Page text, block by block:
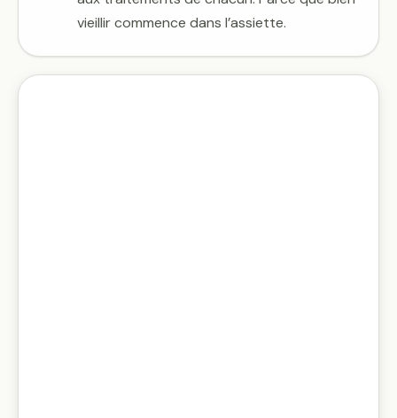
vieillir commence dans l’assiette.